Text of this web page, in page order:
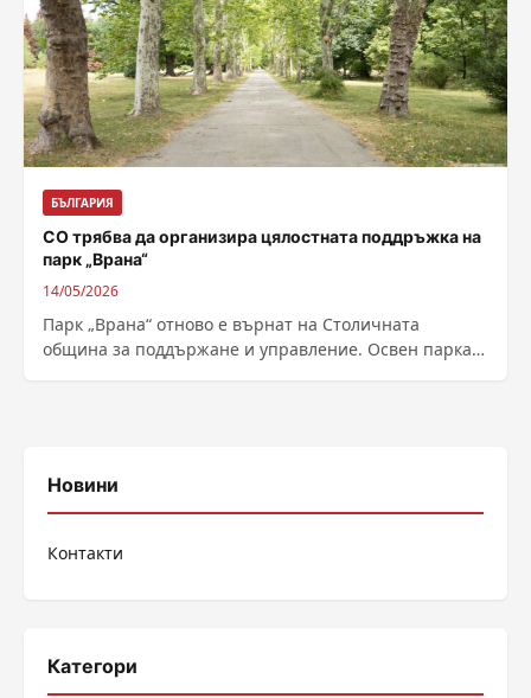
БЪЛГАРИЯ
СО трябва да организира цялостната поддръжка на
парк „Врана“
14/05/2026
Парк „Врана“ отново е върнат на Столичната
община за поддържане и управление. Освен парка,
Новини
Контакти
Категори